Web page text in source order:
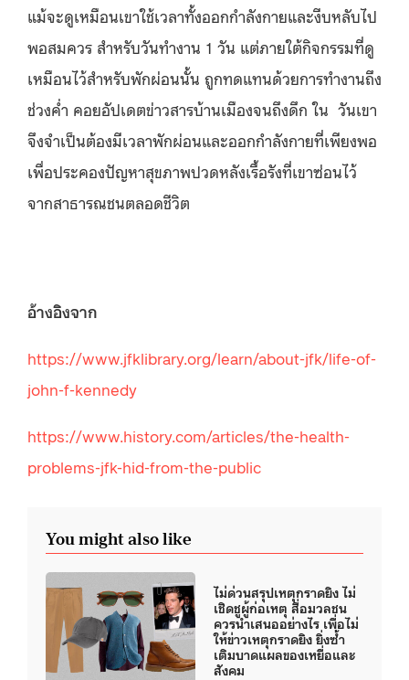
แม้จะดูเหมือนเขาใช้เวลาทั้งออกกำลังกายและงีบหลับไป
พอสมควร สำหรับวันทำงาน 1 วัน แต่ภายใต้กิจกรรมที่ดู
เหมือนไว้สำหรับพักผ่อนนั้น ถูกทดแทนด้วยการทำงานถึง
ช่วงค่ำ คอยอัปเดตข่าวสารบ้านเมืองจนถึงดึก ใน วันเขา
จึงจำเป็นต้องมีเวลาพักผ่อนและออกกำลังกายที่เพียงพอ
เพื่อประคองปัญหาสุขภาพปวดหลังเรื้อรังที่เขาซ่อนไว้
จากสาธารณชนตลอดชีวิต
อ้างอิงจาก
https://www.jfklibrary.org/learn/about-jfk/life-of-
john-f-kennedy
https://www.history.com/articles/the-health-
problems-jfk-hid-from-the-public
You might also like
ไม่ด่วนสรุปเหตุกราดยิง ไม่
เชิดชูผู้ก่อเหตุ สื่อมวลชน
ควรนำเสนออย่างไร เพื่อไม่
ให้ข่าวเหตุกราดยิง ยิ่งซ้ำ
เติมบาดแผลของเหยื่อและ
สังคม